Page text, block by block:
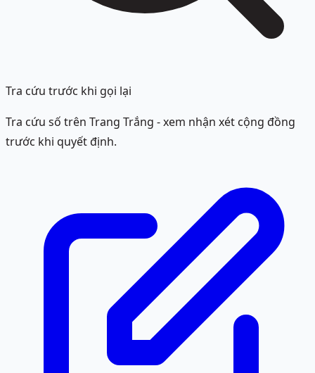
Tra cứu trước khi gọi lại
Tra cứu số trên Trang Trắng - xem nhận xét cộng đồng
trước khi quyết định.